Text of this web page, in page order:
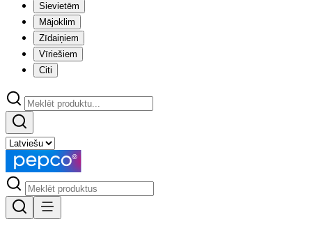
Sievietēm
Mājoklim
Zīdaiņiem
Vīriešiem
Citi